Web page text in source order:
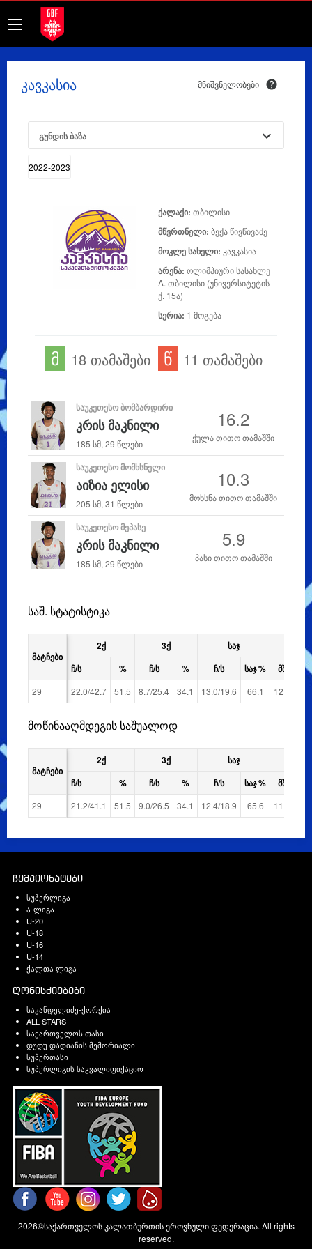
კავკასია მნიშვნელობები
გუნდის ბაზა
ქალაქი: თბილისი
მწვრთნელი: ბექა წივწივაძე
მოკლე სახელი: კავკასია
არენა: ოლიმპიური სასახლე
A. თბილისი (უნივერსიტეტის
ქ. 15ა)
სერია: 1 მოგება
მ 18 თამაშები წ 11 თამაშები
ᲡᲐᲣᲙᲔᲗᲔᲡᲝ ᲑᲝᲛᲑᲐᲠᲓᲘᲠᲘ
კრის მაკნილი
185 სმ, 29 წლები
16.2
ქულა თითო თამაშში
ᲡᲐᲣᲙᲔᲗᲔᲡᲝ ᲛᲝᲛᲮᲡᲜᲔᲚᲘ
აიზია ელისი
205 სმ, 31 წლები
10.3
მოხსნა თითო თამაშში
ᲡᲐᲣᲙᲔᲗᲔᲡᲝ ᲛᲔᲞᲐᲡᲔ
კრის მაკნილი
185 სმ, 29 წლები
5.9
პასი თითო თამაშში
საშ. სტატისტიკა
2Ქ 3Ქ ᲡᲐᲯ
Ჩ/Ს
% Ჩ/Ს % Ჩ/Ს ᲡᲐᲯ % ᲛᲨ ᲛᲓ
22.0/42.7 51.5 8.7/25.4 34.1 13.0/19.6 66.1 12.8
ᲛᲐᲢᲩᲔᲑᲘ
29
მოწინააღმდეგის საშუალოდ
2Ქ 3Ქ ᲡᲐᲯ
Ჩ/Ს
% Ჩ/Ს % Ჩ/Ს ᲡᲐᲯ % ᲛᲨ
21.2/41.1 51.5 9.0/26.5 34.1 12.4/18.9 65.6 11.8
ᲛᲐᲢᲩᲔᲑᲘ
29
ჩემპიონატები
სუპერლიგა
ა-ლიგა
U-20
U-18
U-16
U-14
ქალთა ლიგა
ღონისძიებები
საკანდელიძე-ქორქია
ALL STARS
საქართველოს თასი
დუდუ დადიანის მემორიალი
სუპერთასი
სუპერლიგის საკვალიფიქაციო
2026©საქართველოს კალათბურთის ეროვნული ფედერაცია. All rights
reserved.